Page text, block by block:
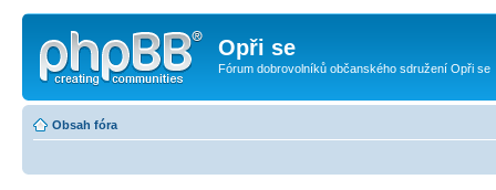
Opři se
Fórum dobrovolníků občanského sdružení Opři se
Obsah fóra